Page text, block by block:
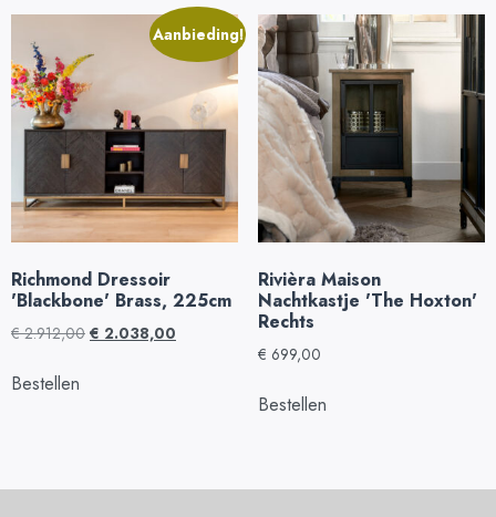
Aanbieding!
Richmond Dressoir
'Blackbone' Brass, 225cm
€2.912,00 € 2.038,00
Bestellen
Rivièra Maison
Nachtkastje 'The Hoxton'
Rechts
€ 699,00
Bestellen